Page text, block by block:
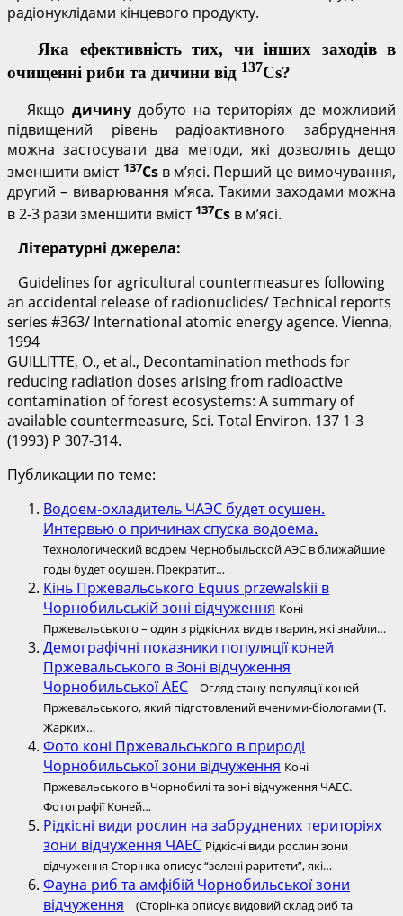
радіонуклідами кінцевого продукту.
Яка ефективність тих, чи інших заходів в
очищенні риби та дичини від 137Cs?
Якщо дичинудобуто на територіях де можливий
підвищений рівень радіоактивного забруднення
можна застосувати два методи, які дозволять дещо
зменшити вміст 137Csв м’ясі. Перший це вимочування,
другий – виварювання м’яса. Такими заходами можна
в 2-3 рази зменшити вміст 137Cs в м’ясі.
Літературні джерела:
Guidelines for agricultural countermeasures following
an accidental release of radionuclides/ Technical reports
series #363/ International atomic energy agence. Vienna,
1994
GUILLITTE, O., et al., Decontamination methods for
reducing radiation doses arising from radioactive
contamination of forest ecosystems: A summary of
available countermeasure, Sci. Total Environ. 137 1-3
(1993) P 307-314.
Публикации по теме:
Водоем-охладитель ЧАЭС будет осушен.
Интервью о причинах спуска водоема.
Технологический водоем Чернобыльской АЭС в ближайшие
годы будет осушен. Прекратит…
Кінь Пржевальського Equus przewalskii в
Чорнобильській зоні відчуження Коні
Пржевальського – один з рідкісних видів тварин, які знайли…
Демографічні показники популяції коней
Пржевальського в Зоні відчуження
Чорнобильської АЕС
Огляд стану популяції коней
Пржевальського, який підготовлений вченими-біологами (Т.
Жарких…
Фото коні Пржевальського в природі
Чорнобильської зони відчуження Коні
Пржевальського в Чорнобилі та зоні відчуження ЧАЕС.
Фотографії Коней…
Рідкісні види рослин на забруднених територіях
зони відчуження ЧАЕС Рідкісні види рослин зони
відчуження Сторінка описує “зелені раритети”, які…
Фауна риб та амфібій Чорнобильської зони
відчуження
(Сторінка описує видовий склад риб та